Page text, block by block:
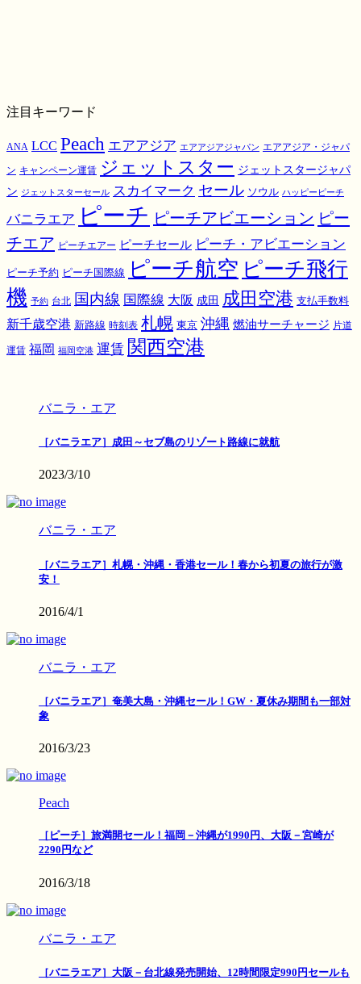
注目キーワード
ANA LCC Peach エアアジア エアアジアジャパン エアアジア・ジャパ
ン キャンペーン運賃 ジェットスター ジェットスタージャパ
ン ジェットスターセール スカイマーク セール ソウル ハッピーピーチ
バニラエア ピーチ ピーチアビエーション ピー
チエア ピーチエアー ピーチセール ピーチ・アビエーション
ピーチ予約 ピーチ国際線 ピーチ航空 ピーチ飛行
機 予約 台北 国内線 国際線 大阪 成田 成田空港 支払手数料
新千歳空港 新路線 時刻表 札幌 東京 沖縄 燃油サーチャージ 片道
運賃 福岡 福岡空港 運賃 関西空港
バニラ・エア
［バニラエア］成田～セブ島のリゾート路線に就航
2023/3/10
バニラ・エア
［バニラエア］札幌・沖縄・香港セール！春から初夏の旅行が激
安！
2016/4/1
バニラ・エア
［バニラエア］奄美大島・沖縄セール！GW・夏休み期間も一部対
象
2016/3/23
Peach
［ピーチ］旅満開セール！福岡－沖縄が1990円、大阪－宮崎が
2290円など
2016/3/18
バニラ・エア
［バニラエア］大阪－台北線発売開始、12時間限定990円セールも